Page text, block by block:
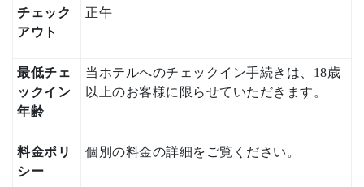
チェック
アウト
正午
最低チェ
ックイン
年齢
当ホテルへのチェックイン手続きは、18歳
以上のお客様に限らせていただきます。
料金ポリ
シー
個別の料金の詳細をご覧ください。